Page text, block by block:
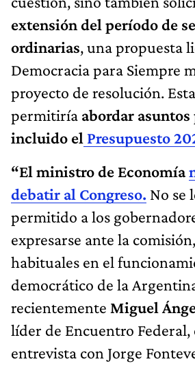
extensión del período de
ordinarias, una propuesta
Democracia para Siempre
proyecto de resolución.
permitiría abordar
incluido el Presupuesto
“El ministro de Economía
debatir al Congreso. No se
permitido a los
expresarse ante la
habituales en el
democrático de la
recientemente Miguel
líder de Encuentro Federal,
entrevista con Jorge